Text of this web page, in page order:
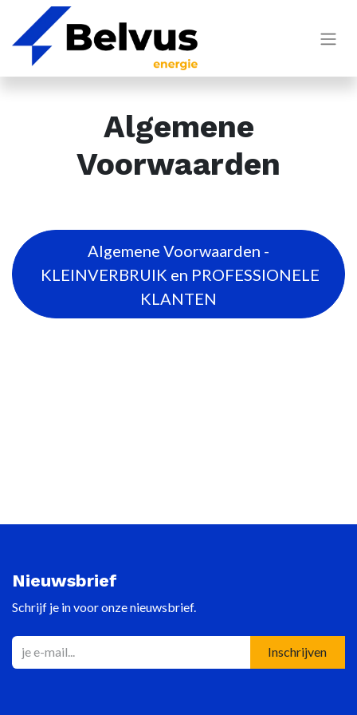
Algemene
Voorwaarden
Algemene Voorwaarden -
KLEINVERBRUIK en PROFESSIONELE
KLANTEN
Nieuwsbrief
Schrijf je in voor onze nieuwsbrief.
Inschrijven